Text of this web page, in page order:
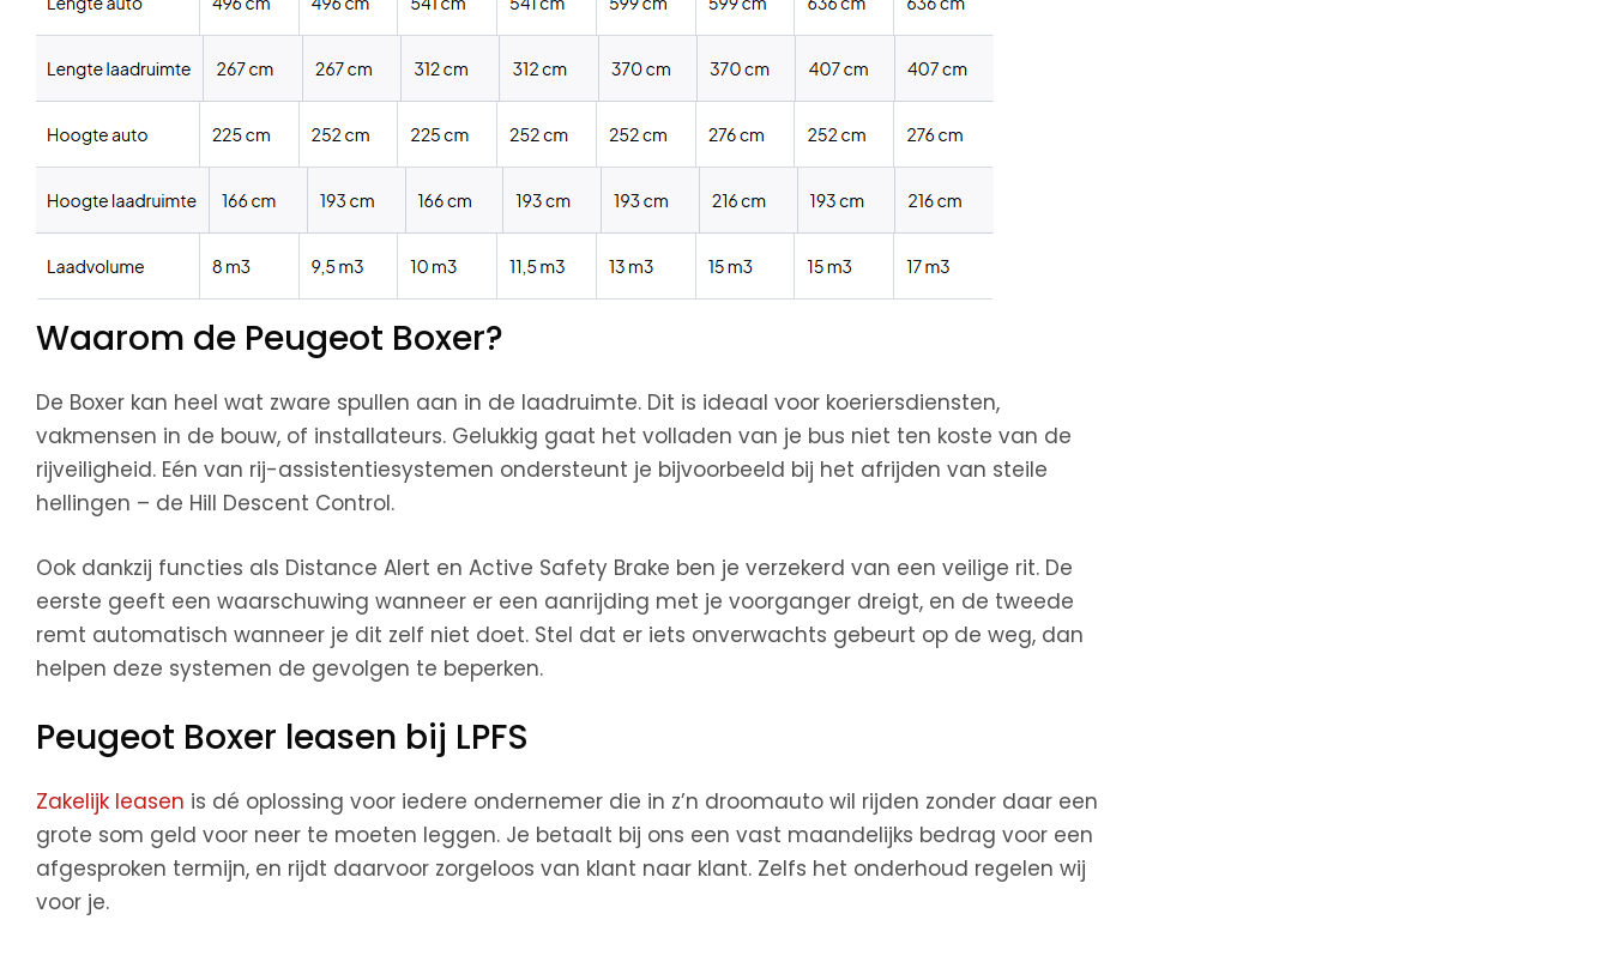
Waarom de Peugeot Boxer?
De Boxer kan heel wat zware spullen aan in de laadruimte. Dit is ideaal voor koeriersdiensten,
vakmensen in de bouw, of installateurs. Gelukkig gaat het volladen van je bus niet ten koste van de
rijveiligheid. Eén van rij-assistentiesystemen ondersteunt je bijvoorbeeld bij het afrijden van steile
hellingen – de Hill Descent Control.
Ook dankzij functies als Distance Alert en Active Safety Brake ben je verzekerd van een veilige rit. De
eerste geeft een waarschuwing wanneer er een aanrijding met je voorganger dreigt, en de tweede
remt automatisch wanneer je dit zelf niet doet. Stel dat er iets onverwachts gebeurt op de weg, dan
helpen deze systemen de gevolgen te beperken.
Peugeot Boxer leasen bij LPFS
Zakelijk leasen is dé oplossing voor iedere ondernemer die in z’n droomauto wil rijden zonder daar een
grote som geld voor neer te moeten leggen. Je betaalt bij ons een vast maandelijks bedrag voor een
afgesproken termijn, en rijdt daarvoor zorgeloos van klant naar klant. Zelfs het onderhoud regelen wij
voor je.